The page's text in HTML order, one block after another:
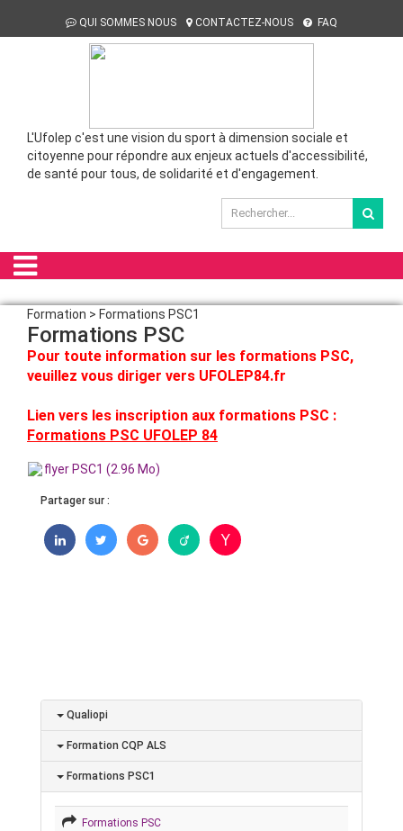
QUI SOMMES NOUS CONTACTEZ-NOUS FAQ
L'Ufolep c'est une vision du sport à dimension sociale et
citoyenne pour répondre aux enjeux actuels d'accessibilité,
de santé pour tous, de solidarité et d'engagement.
Formation > Formations PSC1
Formations PSC
Pour toute information sur les formations PSC,
veuillez vous diriger vers UFOLEP84.fr
Lien vers les inscription aux formations PSC :
Formations PSC UFOLEP 84
flyer PSC1 (2.96 Mo)
Partager sur :
Qualiopi
Formation CQP ALS
Formations PSC1
Formations PSC